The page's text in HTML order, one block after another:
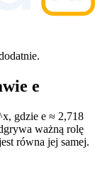
e
gdzie e ≈ 2,718
ważną rolę
równa jej samej.